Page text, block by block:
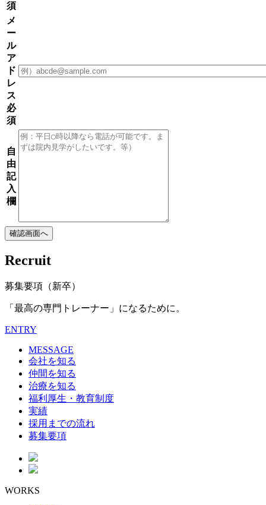
須
メ
ー
ル
ア
ド
レ
ス
必
須
自
由
記
入
欄
Recruit
募集要項（新卒）
「最高の専門トレーナー」になるために。
ENTRY
MESSAGE
会社を知る
仲間を知る
治療を知る
福利厚生・教育制度
実績
採用までの流れ
募集要項
WORKS